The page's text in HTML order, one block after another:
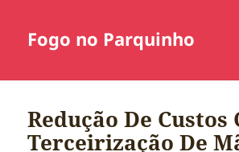
Fogo no Parquinho
Redução De Custos
Terceirização De